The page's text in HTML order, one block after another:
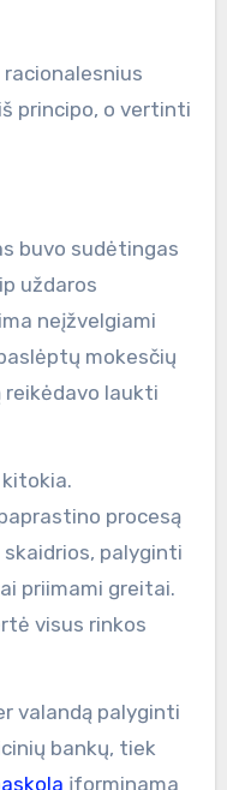
principo, o vertinti
buvo sudėtingas
uždaros
neįžvelgiami
mokesčių
reikėdavo laukti
procesą
skaidrios, palyginti
priimami greitai.
visus rinkos
valandą palyginti
bankų, tiek
įforminama